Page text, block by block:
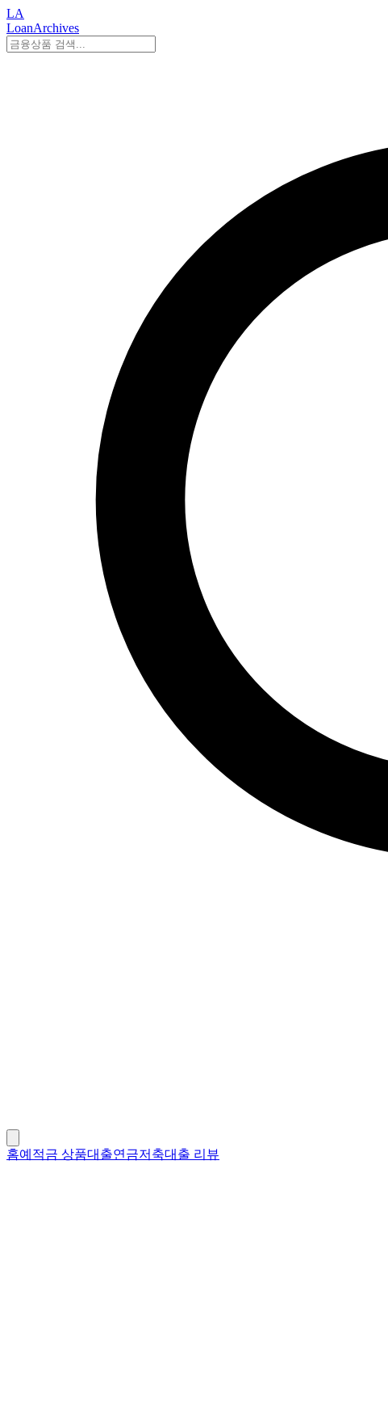
LA
LoanArchives
홈예적금 상품대출연금저축대출 리뷰